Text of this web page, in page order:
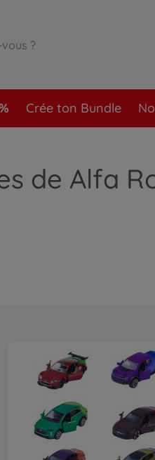
Crée ton Bundle
de Alfa